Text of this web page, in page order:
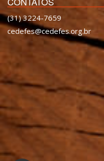
(31) 3224-7659
cedefes@cedefes.org.br